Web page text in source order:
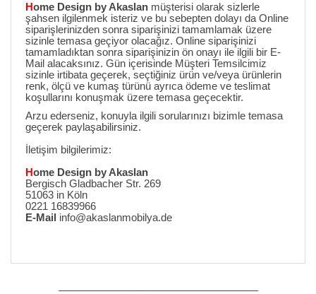
Home Design by Akaslan müşterisi olarak sizlerle
şahsen ilgilenmek isteriz ve bu sebepten dolayı da Online
siparişlerinizden sonra siparişinizi tamamlamak üzere
sizinle temasa geçiyor olacağız. Online siparişinizi
tamamladıktan sonra siparişinizin ön onayı ile ilgili bir E-
Mail alacaksınız. Gün içerisinde Müşteri Temsilcimiz
sizinle irtibata geçerek, seçtiğiniz ürün ve/veya ürünlerin
renk, ölçü ve kumaş türünü ayrıca ödeme ve teslimat
koşullarını konuşmak üzere temasa geçecektir.
Arzu ederseniz, konuyla ilgili sorularınızı bizimle temasa
geçerek paylaşabilirsiniz.
İletişim bilgilerimiz:
Home Design by Akaslan
Bergisch Gladbacher Str. 269
51063 in Köln
0221 16839966
E-Mail info@akaslanmobilya.de